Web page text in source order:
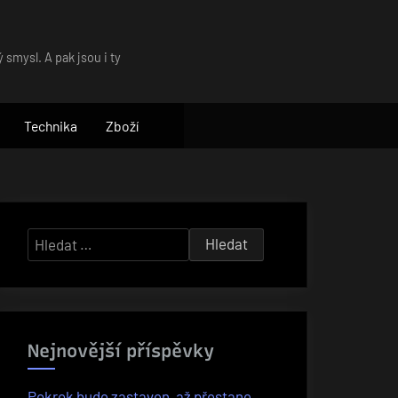
smysl. A pak jsou i ty
Technika Zboží
Vyhledávání
Nejnovější příspěvky